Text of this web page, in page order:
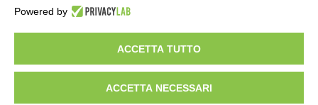
2 giorni fa
Visibileweb - IT03270560802 - info@cronacamilano.it
Privacy Policy
Powered by
ACCETTA TUTTO
ACCETTA NECESSARI